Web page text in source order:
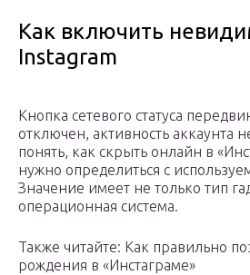
Как включить
Instagram
Кнопка сетевого статуса
отключен, активность аккаунта
понять, как скрыть онлайн в
нужно определиться с
Значение имеет не только тип
операционная система.
Также читайте: Как правильно
рождения в «Инстаграме»